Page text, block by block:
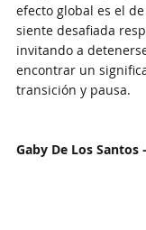
efecto global es el
siente desafiada
invitando a
encontrar un
transición y pausa.
Gaby De Los Santos